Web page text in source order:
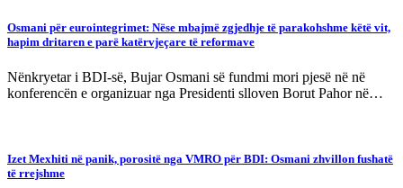
Osmani për eurointegrimet: Nëse mbajmë zgjedhje të parakohshme këtë vit,
hapim dritaren e parë katërvjeçare të reformave
Nënkryetar i BDI-së, Bujar Osmani së fundmi mori pjesë në në
konferencën e organizuar nga Presidenti slloven Borut Pahor në…
Izet Mexhiti në panik, porositë nga VMRO për BDI: Osmani zhvillon fushatë
të rrejshme